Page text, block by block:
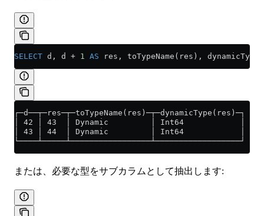
SELECT d, d + 1 AS res, toTypeName(res),
┌─d──┬─res─┬─toTypeName(res)─┬─dynamicType(res)─┐
│ 42 │ 43  │ Dynamic         │ Int64            │
│ 43 │ 44  │ Dynamic         │ Int64            │
└────┴─────┴─────────────────┴──────────────────┘
または、必要な型をサブカラムとして抽出します: